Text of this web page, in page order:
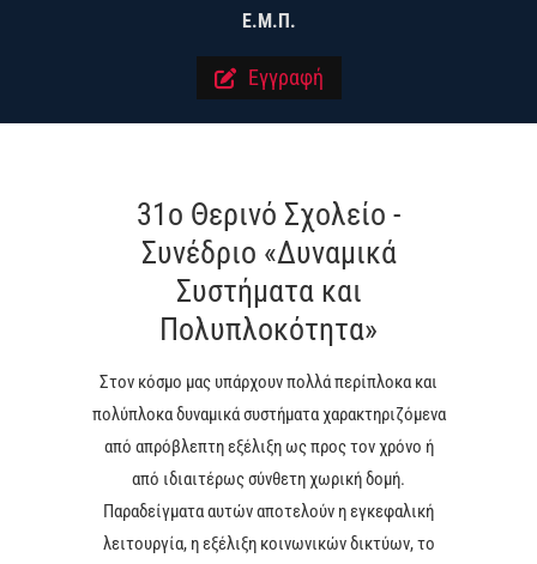
Ε.Μ.Π.
Εγγραφή
31o Θερινό Σχολείο -
Συνέδριο «Δυναμικά
Συστήματα και
Πολυπλοκότητα»
Στον κόσμο μας υπάρχουν πολλά περίπλοκα και
πολύπλοκα δυναμικά συστήματα χαρακτηριζόμενα
από απρόβλεπτη εξέλιξη ως προς τον χρόνο ή
από ιδιαιτέρως σύνθετη χωρική δομή.
Παραδείγματα αυτών αποτελούν η εγκεφαλική
λειτουργία, η εξέλιξη κοινωνικών δικτύων, το